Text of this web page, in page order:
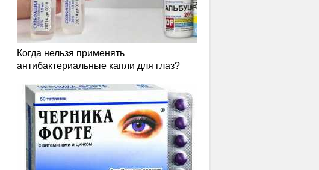
Когда нельзя применять
антибактериальные капли для глаз?